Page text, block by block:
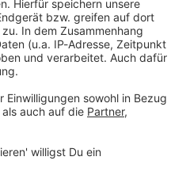
Hotline
infocom, dpa:260612-930-213265/1